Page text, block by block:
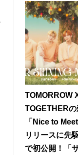
TOMORROW
TOGETHERの
「Nice to
リリースに先
で初公開！「